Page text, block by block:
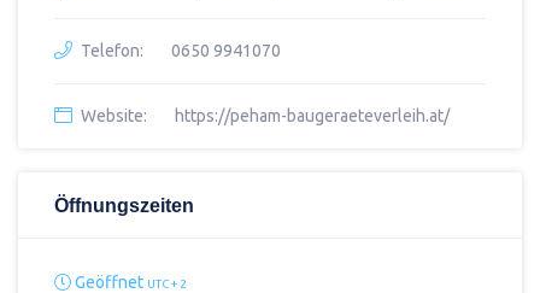
Telefon: 0650 9941070
Website: https://peham-baugeraeteverleih.at/
Öffnungszeiten
Geöffnet UTC + 2